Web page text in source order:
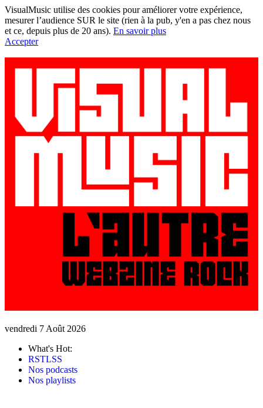
VisualMusic utilise des cookies pour améliorer votre expérience,
mesurer l’audience SUR le site (rien à la pub, y'en a pas chez nous
et ce, depuis plus de 20 ans). En savoir plus
Accepter
vendredi 7 Août 2026
What's Hot:
RSTLSS
Nos podcasts
Nos playlists